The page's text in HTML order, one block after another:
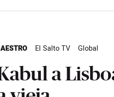
El Salto TV Global
a